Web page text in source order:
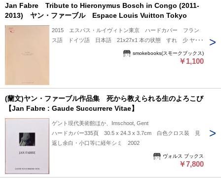
ーズ
Jan Fabre Tribute to Hieronymus Bosch in Congo (2011-
2013) ヤン・ファーブル Espace Louis Vuitton Tokyo
2015 エスパス・ルイヴィトン東京 ハードカバー フラン
ス語 ドイツ語 日本語 21x27x1 本の状態 すれ 少 ヤ
ン・ファーブルの母国であるベルギーが、19世紀から20世紀
にかけてコンゴに対し行った苛烈な植民地政策の歴史を題材に
smokebooks(スモークブックス)
￥1,100
(蘭文)ヤン・ファーブル作品集 死から教えられる生のよろこび
【Jan Fabre : Gaude Succurrere Vitae】
ゲント現代美術館ほか、Imschoot, Gent
ハードカバー335頁 30.5 x 24.3 x 3.7cm 白色クロス装 見
返し余白・小口等に経年シミ 2002
ヴォルス ブックス
￥7,800